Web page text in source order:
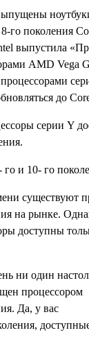
го поколения
выпустила
AMD Vega
до
серии Y
и 10- го
существуют
на рынке.
доступны
ни один
процессором
Да, у вас